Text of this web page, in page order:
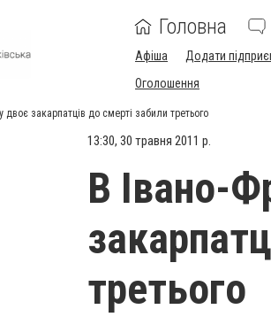
Головна
Афіша Додати
Оголошення
двоє закарпатців до смерті забили третього
13:30, 30 травня 2011 р.
В Івано-
третього